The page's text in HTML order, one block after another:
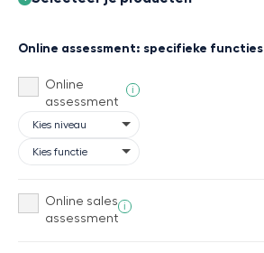
Online assessment: specifieke functies
Online
assessment
i
Online sales
assessment
i